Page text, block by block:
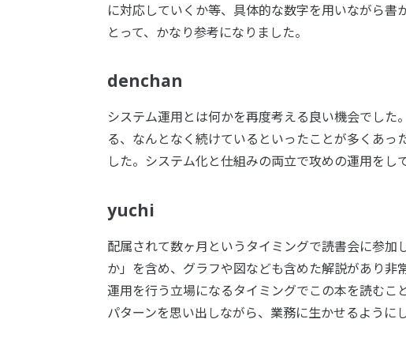
に対応していくか等、具体的な数字を用いながら
とって、かなり参考になりました。
denchan
システム運用とは何かを再度考える良い機会でし
る、なんとなく続けているといったことが多くあ
した。システム化と仕組みの両立で攻めの運用をし
yuchi
配属されて数ヶ月というタイミングで読書会に参
か」を含め、グラフや図なども含めた解説があり
運用を行う立場になるタイミングでこの本を読むこ
パターンを思い出しながら、業務に生かせるように